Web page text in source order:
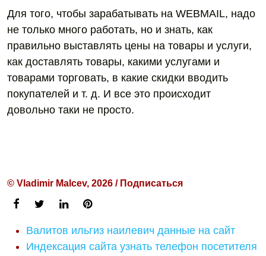
Для того, чтобы зарабатывать на WEBMAIL, надо
не только много работать, но и знать, как
правильно выставлять цены на товары и услуги,
как доставлять товары, какими услугами и
товарами торговать, в какие скидки вводить
покупателей и т. д. И все это происходит
довольно таки не просто.
© Vladimir Malcev, 2026 / Подписаться
Валитов ильгиз наилевич данные на сайт
Индексация сайта узнать телефон посетителя